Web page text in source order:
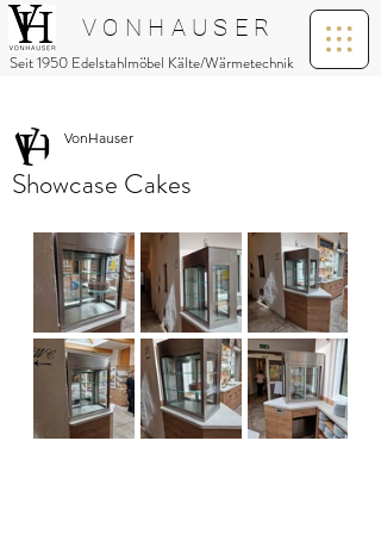
V O N H A U S E R
Seit 1950 Edelstahlmöbel Kälte/Wärmetechnik
Showcase Cakes
VonHauser